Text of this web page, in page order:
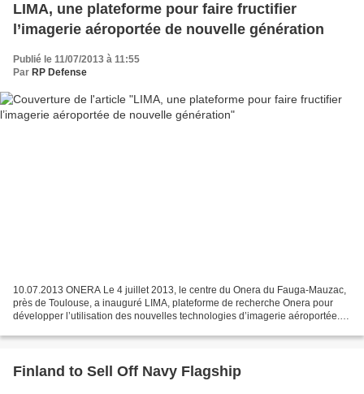
LIMA, une plateforme pour faire fructifier
l’imagerie aéroportée de nouvelle génération
Publié le 11/07/2013 à 11:55
Par RP Defense
10.07.2013 ONERA Le 4 juillet 2013, le centre du Onera du Fauga-Mauzac,
près de Toulouse, a inauguré LIMA, plateforme de recherche Onera pour
développer l’utilisation des nouvelles technologies d’imagerie aéroportée.
Finland to Sell Off Navy Flagship